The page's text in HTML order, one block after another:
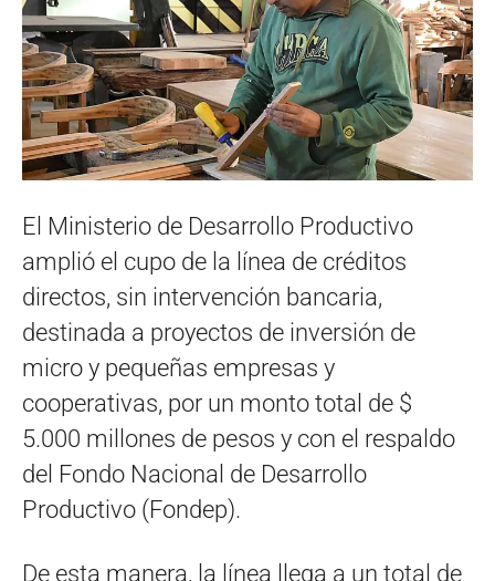
El Ministerio de Desarrollo Productivo
amplió el cupo de la línea de créditos
directos, sin intervención bancaria,
destinada a proyectos de inversión de
micro y pequeñas empresas y
cooperativas, por un monto total de $
5.000 millones de pesos y con el respaldo
del Fondo Nacional de Desarrollo
Productivo (Fondep).
De esta manera, la línea llega a un total de